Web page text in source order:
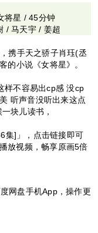
将星 / 45分钟
/ 马天宇 / 姜超
携手天之骄子肖珏(丞
的小说《女将星》。
样不容易出cp感 没cp
听声音没听出来这点
块儿读书，
集]」，点击链接即可
放视频，畅享原画5倍
网盘手机App，操作更